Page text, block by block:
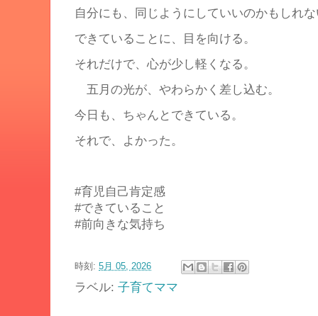
自分にも、同じようにしていいのかもしれ
できていることに、目を向ける。
それだけで、心が少し軽くなる。
五月の光が、やわらかく差し込む。
今日も、ちゃんとできている。
それで、よかった。
#育児自己肯定感
#できていること
#前向きな気持ち
時刻: 5月 05, 2026
ラベル: 子育てママ